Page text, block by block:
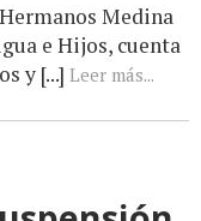
Medina
e Hijos, cuenta
y [...] Leer más...